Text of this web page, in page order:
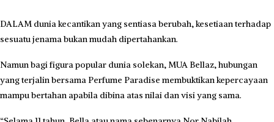
DALAM dunia kecantikan yang sentiasa berubah, kesetiaan terhadap
sesuatu jenama bukan mudah dipertahankan.
Namun bagi figura popular dunia solekan, MUA Bellaz, hubungan
yang terjalin bersama Perfume Paradise membuktikan kepercayaan
mampu bertahan apabila dibina atas nilai dan visi yang sama.